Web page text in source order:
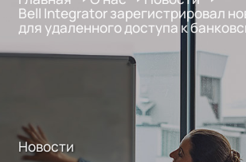
Bell Integrator зарегистрировал
для удаленного доступа к
Новости